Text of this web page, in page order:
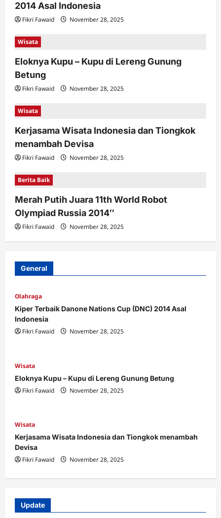
2014 Asal Indonesia
Fikri Fawaid November 28, 2025
Wisata
Eloknya Kupu – Kupu di Lereng Gunung
Betung
Fikri Fawaid November 28, 2025
Wisata
Kerjasama Wisata Indonesia dan Tiongkok
menambah Devisa
Fikri Fawaid November 28, 2025
Berita Baik
Merah Putih Juara 11th World Robot
Olympiad Russia 2014″
Fikri Fawaid November 28, 2025
General
Olahraga
Kiper Terbaik Danone Nations Cup (DNC) 2014 Asal
Indonesia
Fikri Fawaid
November 28, 2025
Wisata
Eloknya Kupu – Kupu di Lereng Gunung Betung
Fikri Fawaid
November 28, 2025
Wisata
Kerjasama Wisata Indonesia dan Tiongkok menambah
Devisa
Fikri Fawaid
November 28, 2025
Update